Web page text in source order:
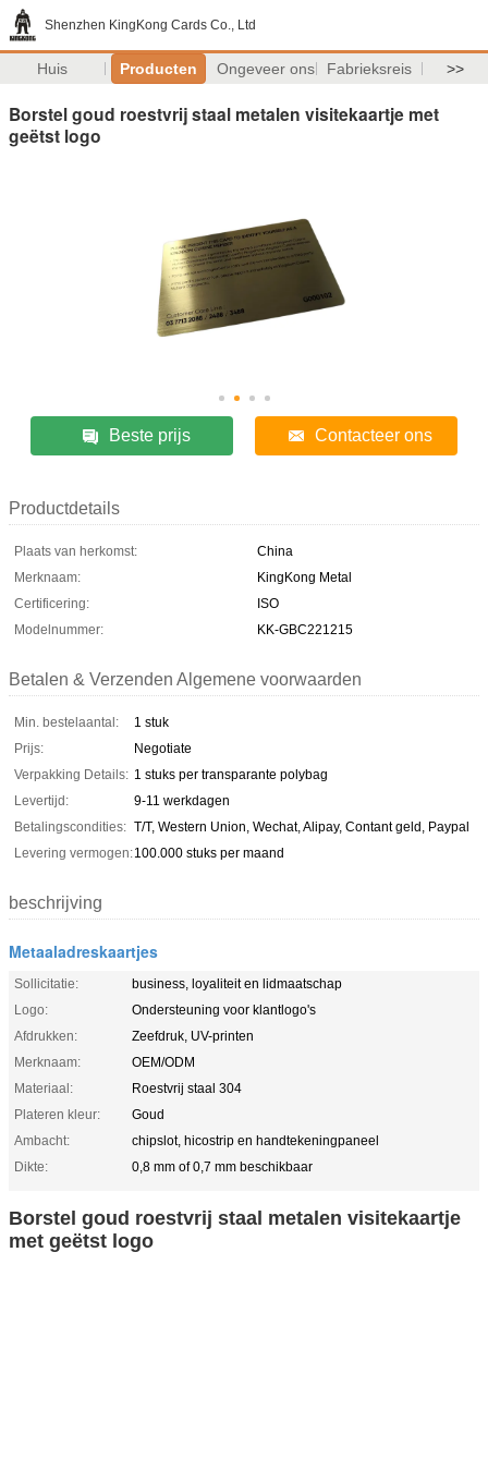
Shenzhen KingKong Cards Co., Ltd
Huis Producten Ongeveer ons Fabrieksreis >>
Borstel goud roestvrij staal metalen visitekaartje met
geëtst logo
Beste prijs Contacteer ons
Productdetails
Plaats van herkomst:
China
Merknaam:
KingKong Metal
Certificering:
ISO
Modelnummer:
KK-GBC221215
Betalen & Verzenden Algemene voorwaarden
Min. bestelaantal:
1 stuk
Prijs:
Negotiate
Verpakking Details: 1 stuks per transparante polybag
Levertijd:
9-11 werkdagen
Betalingscondities: T/T, Western Union, Wechat, Alipay, Contant geld, Paypal
Levering vermogen:100.000 stuks per maand
beschrijving
Metaaladreskaartjes
Sollicitatie:
business, loyaliteit en lidmaatschap
Logo:
Ondersteuning voor klantlogo's
Afdrukken:
Zeefdruk, UV-printen
Merknaam:
OEM/ODM
Materiaal:
Roestvrij staal 304
Plateren kleur:
Goud
Ambacht:
chipslot, hicostrip en handtekeningpaneel
Dikte:
0,8 mm of 0,7 mm beschikbaar
Borstel goud roestvrij staal metalen visitekaartje
met geëtst logo